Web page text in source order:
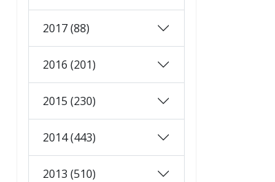
2017 (88)
2016 (201)
2015 (230)
2014 (443)
2013 (510)